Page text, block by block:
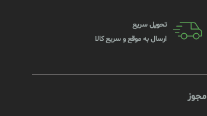
تحویل سریع
ارسال به موقع و سریع کالا
مجوز